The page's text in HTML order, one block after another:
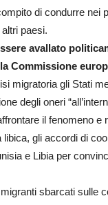
di condurre nei
paesi.
avallato
Commissione
migratoria gli Stati
degli oneri
il fenomeno
gli accordi di
e Libia per
sbarcati sulle